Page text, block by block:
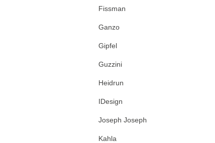
Fissman
Ganzo
Gipfel
Guzzini
Heidrun
IDesign
Joseph Joseph
Kahla